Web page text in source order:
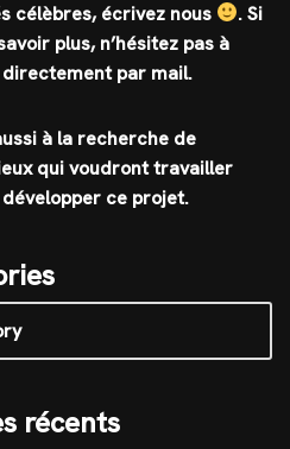
célèbres, écrivez nous
.Si
plus, n’hésitez pas à
par mail.
à la recherche de
qui voudront travailler
ce projet.
récents